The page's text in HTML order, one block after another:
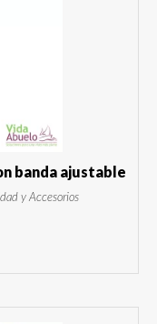
banda ajustable
y Accesorios